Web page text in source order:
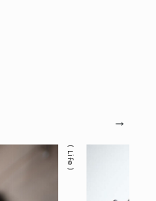
Life